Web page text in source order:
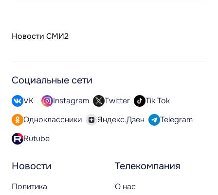
Новости СМИ2
Новости
Политика
Телекомпания
О нас
Социальные сети
VK Instagram Twitter
Tik Tok
Одноклассники
Яндекс.Дзен
Telegram
Rutube